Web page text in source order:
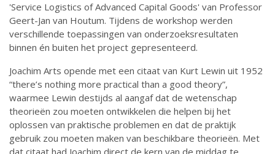
'Service Logistics of Advanced Capital Goods' van Professor
Geert-Jan van Houtum. Tijdens de workshop werden
verschillende toepassingen van onderzoeksresultaten
binnen én buiten het project gepresenteerd.
Joachim Arts opende met een citaat van Kurt Lewin uit 1952
“there’s nothing more practical than a good theory”,
waarmee Lewin destijds al aangaf dat de wetenschap
theorieën zou moeten ontwikkelen die helpen bij het
oplossen van praktische problemen en dat de praktijk
gebruik zou moeten maken van beschikbare theorieën. Met
dat citaat had Joachim direct de kern van de middag te